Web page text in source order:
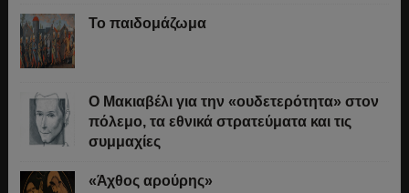
Το παιδομάζωμα
O Μακιαβέλι για την «ουδετερότητα» στον
πόλεμο, τα εθνικά στρατεύματα και τις
συμμαχίες
«Άχθος αρούρης»